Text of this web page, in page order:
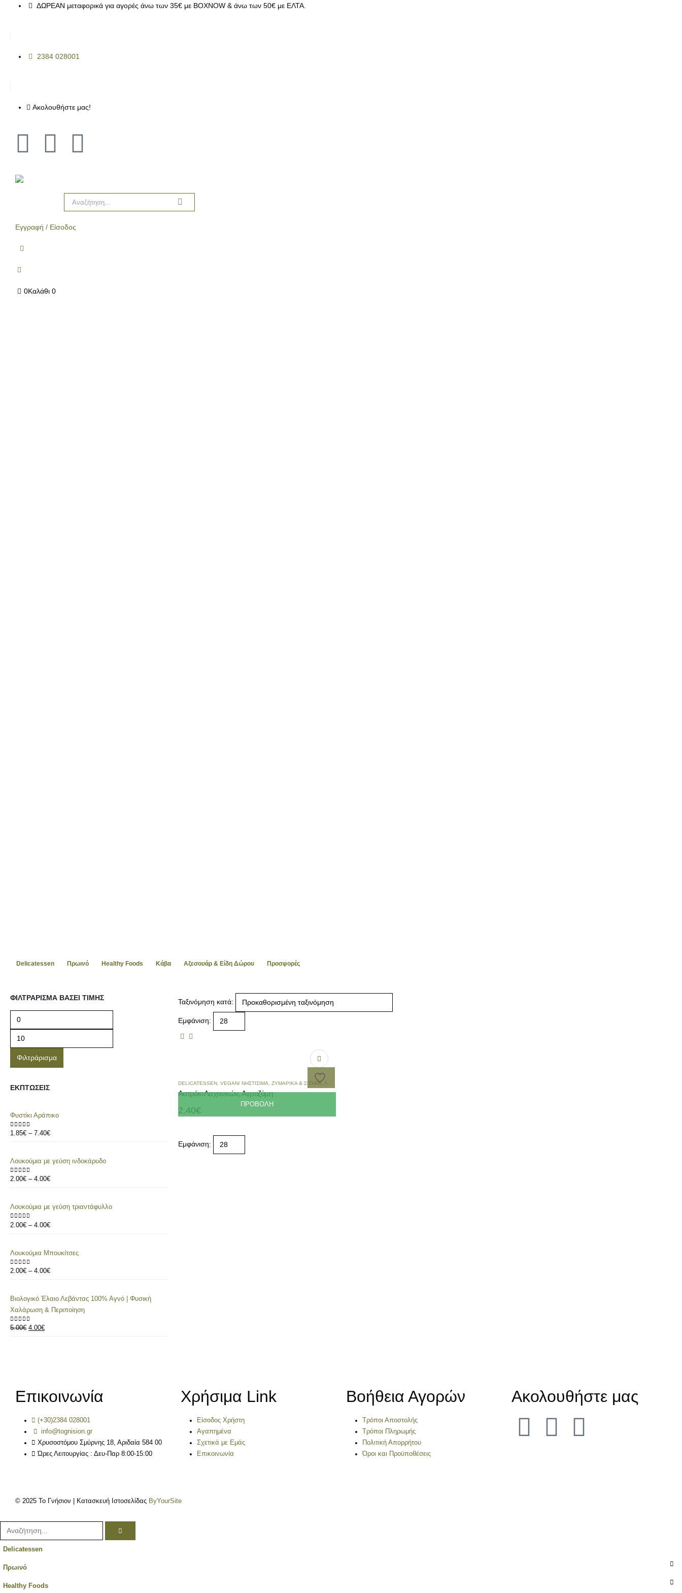
ΔΩΡΕΑΝ μεταφορικά για αγορές άνω των 35€ με BOXNOW & άνω των 50€ με ΕΛΤΑ.
2384 028001
Ακολουθήστε μας!
Εγγραφή / Είσοδος
0Καλάθι 0
Delicatessen Πρωινό Healthy Foods Kάβα Αξεσουάρ & Είδη Δώρου Προσφορές
Ταξινόμηση κατά:
Εμφάνιση:
ΠΡΟΒΟΛΉ
DELICATESSEN VEGAN/ ΝΗΣΤΊΣΙΜΑ ΖΥΜΑΡΙΚΆ & ΣΙΤΗΡΆ ΛΑΧΑΝΙΚΏΝ
Αστράκι Λαχανικών, Αγροζύμη
2.40€
Εμφάνιση:
ΦΙΛΤΡΆΡΙΣΜΑ ΒΆΣΕΙ ΤΙΜΉΣ
Φιλτράρισμα
ΕΚΠΤΏΣΕΙΣ
Φυστίκι Αράπικο
0 out of 5
1.85€ – 7.40€
Λουκούμια με γεύση ινδοκάρυδο
0 out of 5
2.00€ – 4.00€
Λουκούμια με γεύση τριαντάφυλλο
0 out of 5
2.00€ – 4.00€
Λουκούμια Μπουκίτσες
0 out of 5
2.00€ – 4.00€
Βιολογικό Έλαιο Λεβάντας 100% Αγνό | Φυσική
Χαλάρωση & Περιποίηση
0out of 5
5.00€ 4.00€
Επικοινωνία
(+30)2384 028001
info@tognision.gr
Χρυσοστόμου Σμύρνης 18, Αριδαία 584 00
Ώρες Λειτουργίας : Δευ-Παρ 8:00-15:00
Χρήσιμα Link
Είσοδος Χρήστη
Αγαπημένα
Σχετικά με Εμάς
Επικοινωνία
Βοήθεια Αγορών
Τρόποι Αποστολής
Τρόποι Πληρωμής
Πολιτική Απορρήτου
Όροι και Προϋποθέσεις
Ακολουθήστε μας
© 2025 Το Γνήσιον | Κατασκευή Ιστοσελίδας ByYourSite
Delicatessen
Πρωινό
Healthy Foods